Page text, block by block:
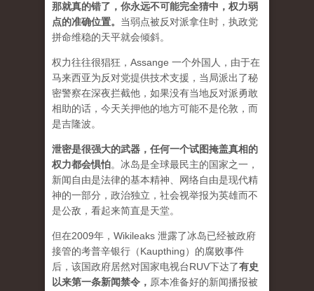
那就真的错了，你永远不可能完全猜中，权力弱
点的准确位置。 当弱点被反对派拿住时，执政党
拼命维稳的天平就会倾斜。
权力往往很猖狂，Assange 一个外国人，由于在
马来西亚为反对党提供技术支援，当局派出了秘
密警察在深夜拦截他，如果没有当地反对派勇敢
相助的话，今天关押他的地方可能不是伦敦，而
是吉隆波。
泄密是很强大的武器，任何一个试图掩盖真相的
权力都会惧怕。 冰岛是全球最民主的国家之一，
新闻自由是法律的基本精神、网络自由是现代精
神的一部分，政治独立，社会视举报为英雄而不
是公敌，看起来简直是天堂。
但在2009年，Wikileaks 泄露了冰岛已经被政府
接管的考普辛银行（Kaupthing）的腐败事件
后，该国政府居然对国家电视台RUV下达了有史
以来第一条新闻禁令 ， 原本准备好的新闻播报被